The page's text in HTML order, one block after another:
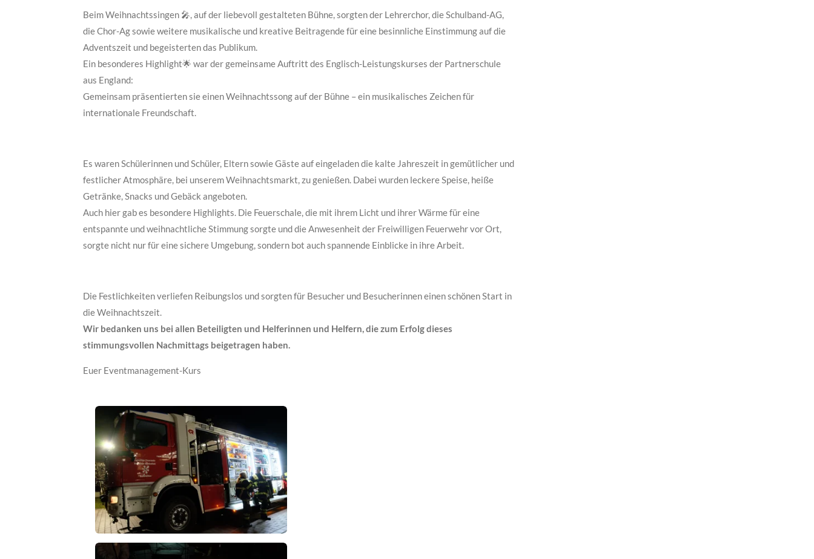
Beim Weihnachtssingen 🎤, auf der liebevoll gestalteten Bühne, sorgten der Lehrerchor, die Schulband-AG,
die Chor-Ag sowie weitere musikalische und kreative Beitragende für eine besinnliche Einstimmung auf die
Adventszeit und begeisterten das Publikum.
Ein besonderes Highlight🌟 war der gemeinsame Auftritt des Englisch-Leistungskurses der Partnerschule
aus England:
Gemeinsam präsentierten sie einen Weihnachtssong auf der Bühne – ein musikalisches Zeichen für
internationale Freundschaft.
Es waren Schülerinnen und Schüler, Eltern sowie Gäste auf eingeladen die kalte Jahreszeit in gemütlicher und
festlicher Atmosphäre, bei unserem Weihnachtsmarkt, zu genießen. Dabei wurden leckere Speise, heiße
Getränke, Snacks und Gebäck angeboten.
Auch hier gab es besondere Highlights. Die Feuerschale, die mit ihrem Licht und ihrer Wärme für eine
entspannte und weihnachtliche Stimmung sorgte und die Anwesenheit der Freiwilligen Feuerwehr vor Ort,
sorgte nicht nur für eine sichere Umgebung, sondern bot auch spannende Einblicke in ihre Arbeit.
Die Festlichkeiten verliefen Reibungslos und sorgten für Besucher und Besucherinnen einen schönen Start in
die Weihnachtszeit.
Wir bedanken uns bei allen Beteiligten und Helferinnen und Helfern, die zum Erfolg dieses
stimmungsvollen Nachmittags beigetragen haben.
Euer Eventmanagement-Kurs